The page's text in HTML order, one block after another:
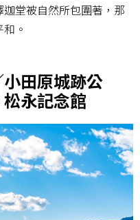
堂被自然所包圍著，那
。
田原城跡公
永記念館